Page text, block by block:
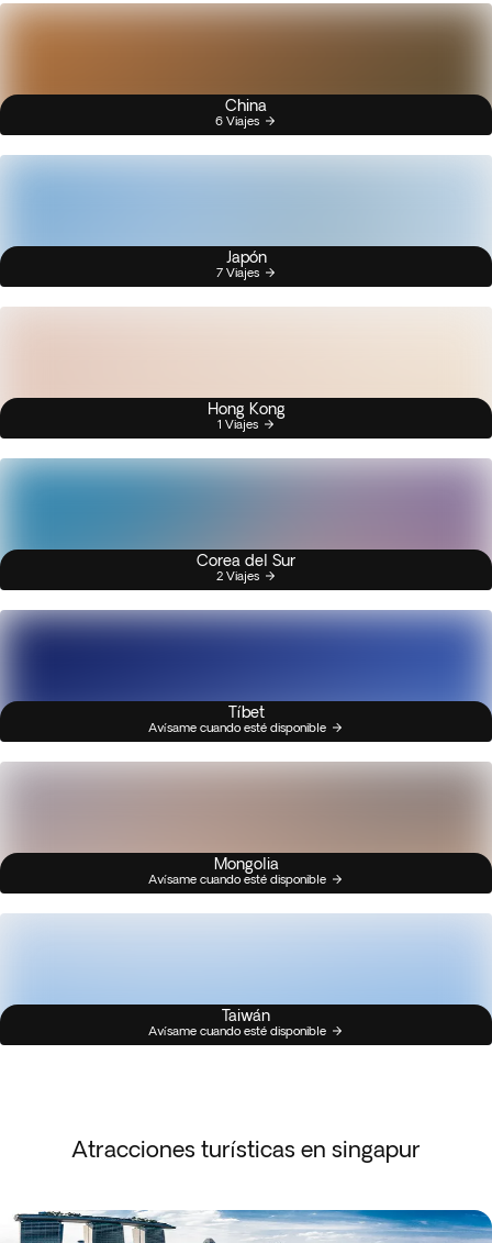
China
6 Viajes
Japón
7 Viajes
Hong Kong
1 Viajes
Corea del Sur
2 Viajes
Tíbet
Avísame cuando esté disponible
Mongolia
Avísame cuando esté disponible
Taiwán
Avísame cuando esté disponible
Atracciones turísticas en singapur